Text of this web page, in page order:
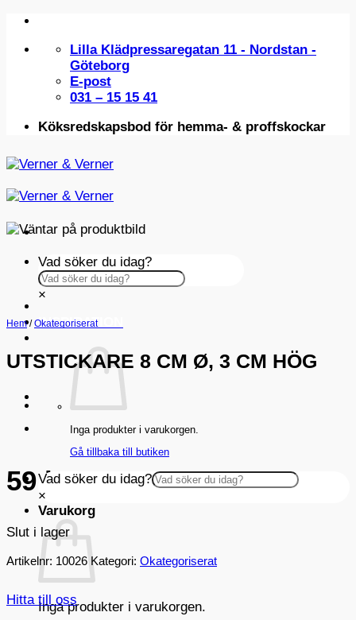
Skip
content
Lilla Klädpressaregatan 11 - Nordstan -
Göteborg
E-post
031 – 15 15 41
Köksredskapsbod för hemma- & proffskockar
Vad söker du idag?
×
INSPIRATION
Inga produkter i varukorgen.
Gå tillbaka till butiken
Vad söker du idag?
×
Varukorg
Inga produkter i varukorgen.
Hem / Okategoriserat
UTSTICKARE 8 CM Ø, 3 CM HÖG
59kr
Slut i lager
Artikelnr: 10026 Kategori: Okategoriserat
Hitta till oss